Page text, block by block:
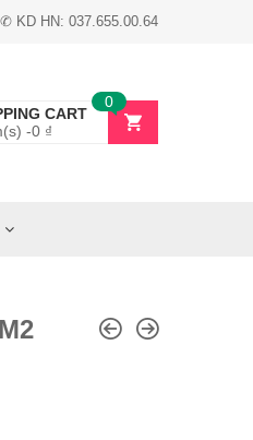
✆ KD HN: 037.655.00.64
CART
-0 ₫
0